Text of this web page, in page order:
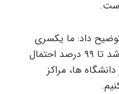
داد: ما یکسری
آزمایش‌های کاربردی بر روی آنها انجام می‌دهیم و زمانی که تایید شد تا ۹۹ درصد احتمال
ها، مراکز